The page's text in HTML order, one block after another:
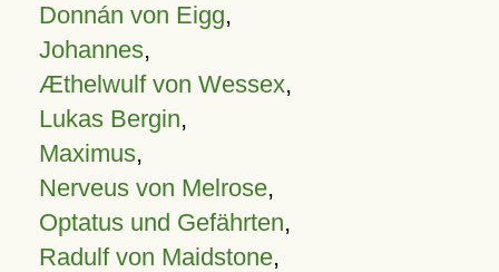
Donnán von Eigg,
Johannes,
Æthelwulf von Wessex,
Lukas Bergin,
Maximus,
Nerveus von Melrose,
Optatus und Gefährten,
Radulf von Maidstone,